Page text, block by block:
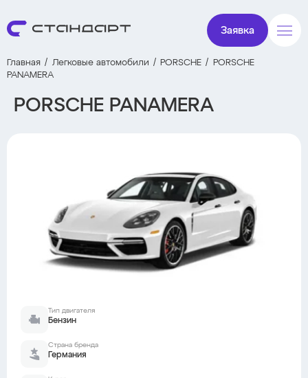
Заявка
Главная Легковые автомобили PORSCHE
PORSCHE
PANAMERA
PORSCHE PANAMERA
Тип двигателя
Бензин
Страна бренда
Германия